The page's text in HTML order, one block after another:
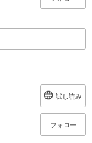
試し読み
フォロー